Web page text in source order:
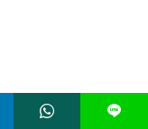
ここしょーさん